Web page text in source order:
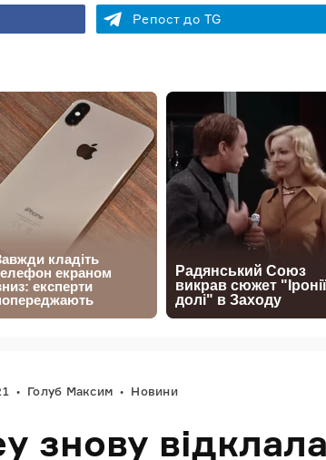
Репост до TG
Голуб Максим Новини
знову